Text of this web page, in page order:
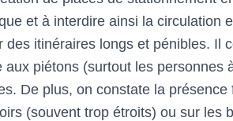
et à interdire ainsi la circulation
des itinéraires longs et pénibles. Il
aux piétons (surtout les personnes
De plus, on constate la
(souvent trop étroits) ou sur les